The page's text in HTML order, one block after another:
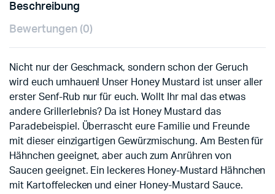
Beschreibung
Bewertungen (0)
Nicht nur der Geschmack, sondern schon der Geruch
wird euch umhauen! Unser Honey Mustard ist unser aller
erster Senf-Rub nur für euch. Wollt Ihr mal das etwas
andere Grillerlebnis? Da ist Honey Mustard das
Paradebeispiel. Überrascht eure Familie und Freunde
mit dieser einzigartigen Gewürzmischung. Am Besten für
Hähnchen geeignet, aber auch zum Anrühren von
Saucen geeignet. Ein leckeres Honey-Mustard Hähnchen
mit Kartoffelecken und einer Honey-Mustard Sauce.